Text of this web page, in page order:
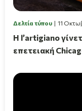
Δελτία τύπου 11
Η l’artigiano
επετειακή